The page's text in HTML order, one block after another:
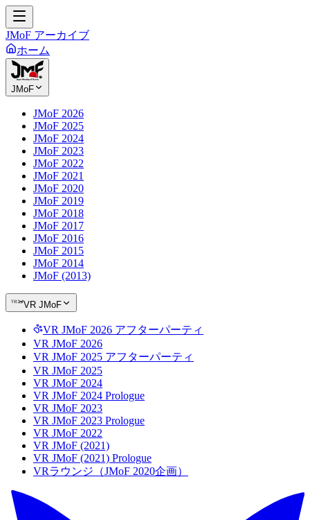
JMoF アーカイブ
ホーム
JMoF
JMoF 2026
JMoF 2025
JMoF 2024
JMoF 2023
JMoF 2022
JMoF 2021
JMoF 2020
JMoF 2019
JMoF 2018
JMoF 2017
JMoF 2016
JMoF 2015
JMoF 2014
JMoF (2013)
VR JMoF
VR JMoF 2026 アフターパーティ
VR JMoF 2026
VR JMoF 2025 アフターパーティ
VR JMoF 2025
VR JMoF 2024
VR JMoF 2024 Prologue
VR JMoF 2023
VR JMoF 2023 Prologue
VR JMoF 2022
VR JMoF (2021)
VR JMoF (2021) Prologue
VRラウンジ（JMoF 2020企画）